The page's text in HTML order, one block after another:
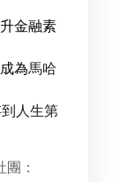
金融素
為馬哈
人生第
：